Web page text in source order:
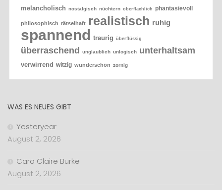
melancholisch nostalgisch nüchtern oberflächlich phantasievoll
philosophisch rätselhaft realistisch ruhig
spannend traurig überflüssig
überraschend unglaublich unlogisch unterhaltsam
verwirrend witzig wunderschön zornig
WAS ES NEUES GIBT
Yesteryear
August 2, 2026
Caro Claire Burke
August 2, 2026